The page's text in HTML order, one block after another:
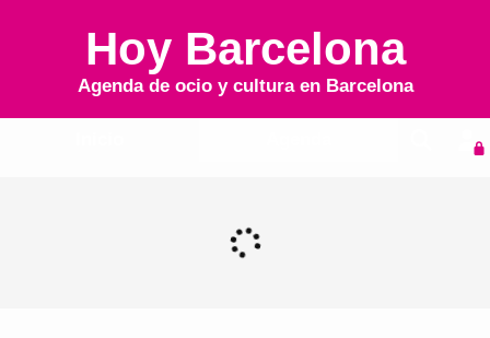
Hoy Barcelona
Agenda de ocio y cultura en Barcelona